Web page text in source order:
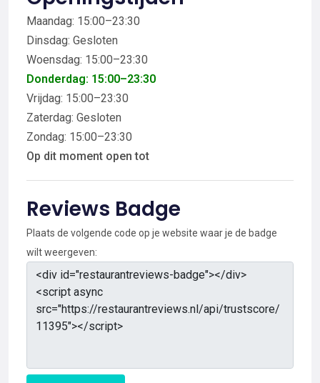
Maandag: 15:00–23:30
Dinsdag: Gesloten
Woensdag: 15:00–23:30
Donderdag: 15:00–23:30
Vrijdag: 15:00–23:30
Zaterdag: Gesloten
Zondag: 15:00–23:30
Op dit moment open tot
Reviews Badge
Plaats de volgende code op je website waar je de badge
wilt weergeven: